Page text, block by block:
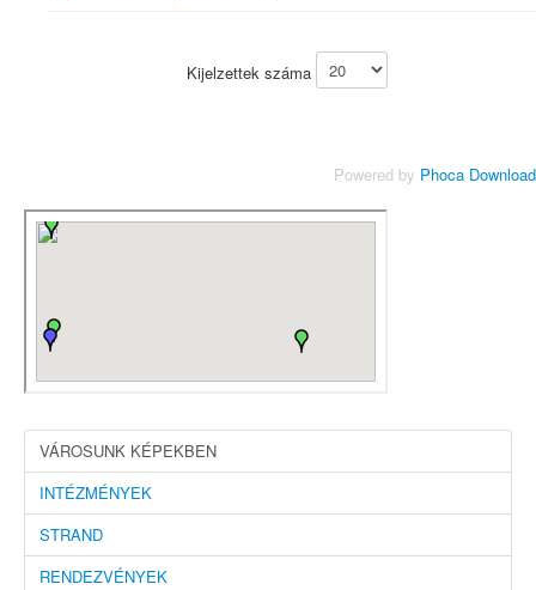
Kijelzettek száma
Powered by Phoca Download
VÁROSUNK KÉPEKBEN
INTÉZMÉNYEK
STRAND
RENDEZVÉNYEK